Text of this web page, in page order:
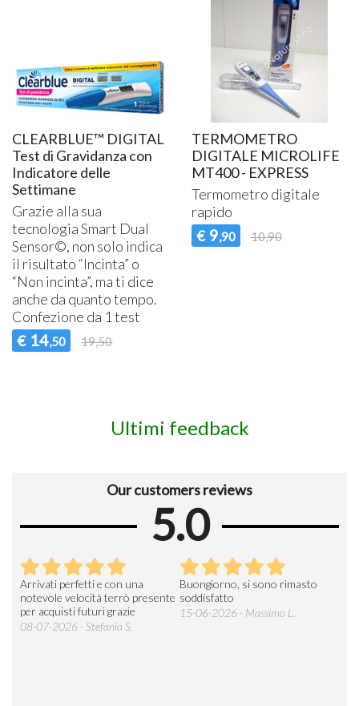
CLEARBLUE™ DIGITAL
Test di Gravidanza con
Indicatore delle
Settimane
Grazie alla sua
tecnologia Smart Dual
Sensor©, non solo indica
il risultato “Incinta” o
“Non incinta”, ma ti dice
anche da quanto tempo.
Confezione da 1 test
€ 14,50 19,50
TERMOMETRO
DIGITALE MICROLIFE
MT400 - EXPRESS
Termometro digitale
rapido
€ 9,90 10,90
Ultimi feedback
Our customers reviews
5.0
Arrivati perfetti e con una
notevole velocità terrò presente
per acquisti futuri grazie
08-07-2026 - Stefania S.
Buongiorno, si sono rimasto
soddisfatto
15-06-2026 - Massimo L.